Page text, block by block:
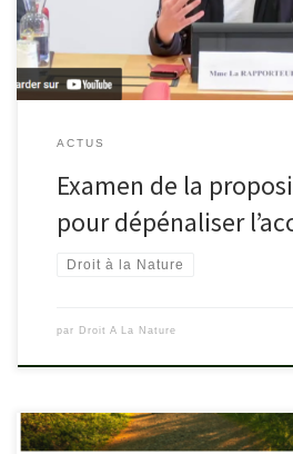
lois–examen-de-diverses-propositions-
ACTUS
Examen de la
pour dépénaliser
Droit à la Nature
par Droit A La Nature